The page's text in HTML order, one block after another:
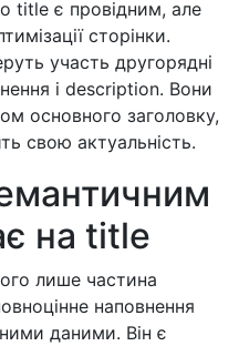
title є провідним, але
сторінки.
участь другорядні
і description. Вони
основного заголовку,
свою актуальність.
на title
лише частина
наповнення
даними. Він є